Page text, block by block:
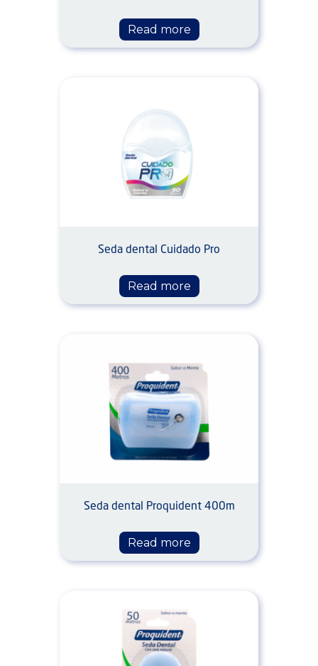
Read more
Seda dental Cuidado Pro
Read more
Seda dental Proquident 400m
Read more